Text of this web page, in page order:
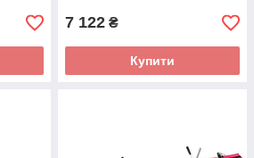
7 122 ₴
Купити